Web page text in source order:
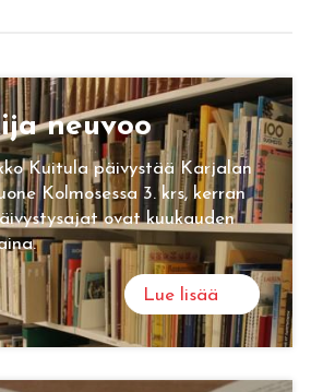
neu­voo
Kuitula päivystää Karjalan
Kolmosessa 3. krs, kerran
ovat kuukauden
Lue lisää